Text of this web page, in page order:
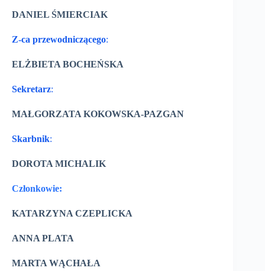
DANIEL ŚMIERCIAK
Z-ca przewodniczącego:
ELŻBIETA BOCHEŃSKA
Sekretarz:
MAŁGORZATA KOKOWSKA-PAZGAN
Skarbnik:
DOROTA MICHALIK
Członkowie:
KATARZYNA CZEPLICKA
ANNA PLATA
MARTA WĄCHAŁA